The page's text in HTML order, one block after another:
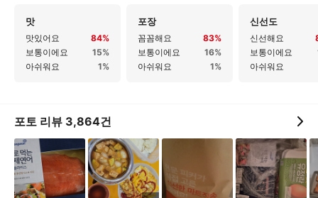
맛
맛있어요
84%
보통이에요
15%
아쉬워요
1%
포장
꼼꼼해요
83%
보통이에요
16%
아쉬워요
1%
신선도
신선해요
보통이에요
아쉬워요
포토 리뷰 3,864건